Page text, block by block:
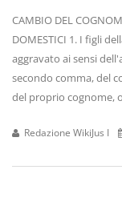
CAMBIO DEL
DOMESTICI 1. I figli
aggravato ai sensi
secondo comma, del
del proprio cognome,
Redazione WikiJus I